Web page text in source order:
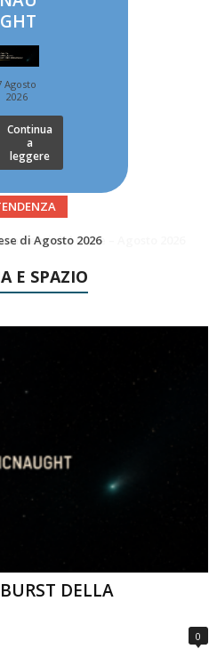
GHT
Agosto
2026
Continua
a
leggere
del mese – Agosto 2026
LA 10P/TEMPEL AL PERIELIO
E SPAZIO
DELLA
0